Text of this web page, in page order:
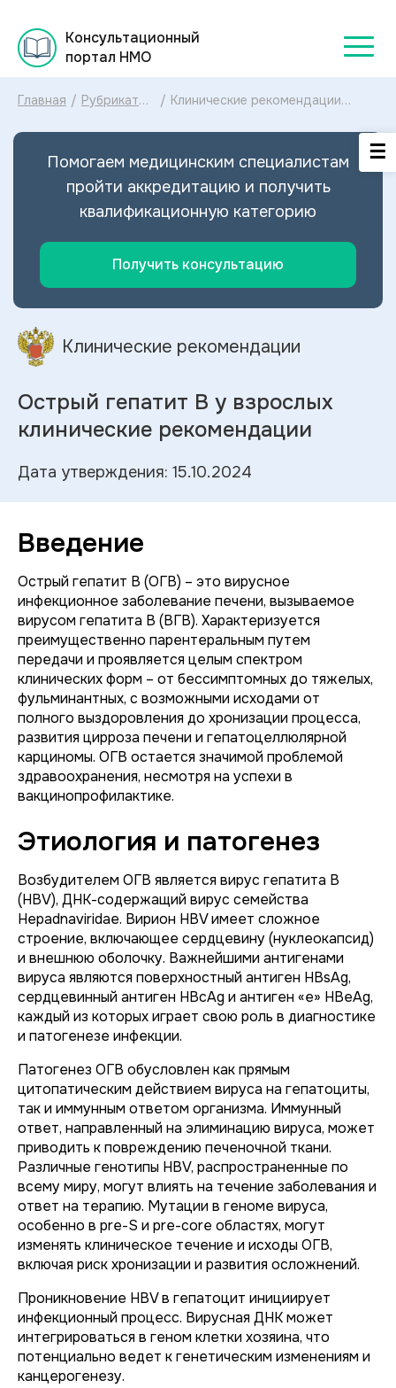
Консультационный
портал НМО
Главная / Рубрикатор
рекомендаций
/ Клинические рекомендации
МКБ-10: диагностика и лечение
2024
Помогаем медицинским специалистам
пройти аккредитацию и получить
квалификационную категорию
Получить консультацию
Клинические рекомендации
Острый гепатит В у взрослых
клинические рекомендации
Дата утверждения: 15.10.2024
Введение
Острый гепатит B (ОГВ) – это вирусное
инфекционное заболевание печени, вызываемое
вирусом гепатита B (ВГВ). Характеризуется
преимущественно парентеральным путем
передачи и проявляется целым спектром
клинических форм – от бессимптомных до тяжелых,
фульминантных, с возможными исходами от
полного выздоровления до хронизации процесса,
развития цирроза печени и гепатоцеллюлярной
карциномы. ОГВ остается значимой проблемой
здравоохранения, несмотря на успехи в
вакцинопрофилактике.
Этиология и патогенез
Возбудителем ОГВ является вирус гепатита B
(HBV), ДНК-содержащий вирус семейства
Hepadnaviridae. Вирион HBV имеет сложное
строение, включающее сердцевину (нуклеокапсид)
и внешнюю оболочку. Важнейшими антигенами
вируса являются поверхностный антиген HBsAg,
сердцевинный антиген HBcAg и антиген «е» HBeAg,
каждый из которых играет свою роль в диагностике
и патогенезе инфекции.
Патогенез ОГВ обусловлен как прямым
цитопатическим действием вируса на гепатоциты,
так и иммунным ответом организма. Иммунный
ответ, направленный на элиминацию вируса, может
приводить к повреждению печеночной ткани.
Различные генотипы HBV, распространенные по
всему миру, могут влиять на течение заболевания и
ответ на терапию. Мутации в геноме вируса,
особенно в pre-S и pre-core областях, могут
изменять клиническое течение и исходы ОГВ,
включая риск хронизации и развития осложнений.
Проникновение HBV в гепатоцит инициирует
инфекционный процесс. Вирусная ДНК может
интегрироваться в геном клетки хозяина, что
потенциально ведет к генетическим изменениям и
канцерогенезу.